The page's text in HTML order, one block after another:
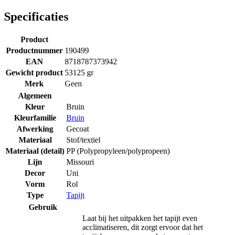
Specificaties
Product
Productnummer 190499
EAN
8718787373942
Gewicht product 53125 gr
Merk
Geen
Algemeen
Kleur
Bruin
Kleurfamilie
Bruin
Afwerking
Gecoat
Materiaal
Stof/textiel
Materiaal (detail) PP (Polypropyleen/polypropeen)
Lijn
Missouri
Decor
Uni
Vorm
Rol
Type
Tapijt
Gebruik
Laat bij het uitpakken het tapijt even
acclimatiseren, dit zorgt ervoor dat het